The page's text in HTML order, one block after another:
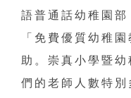
語普通話幼稚園
「免費優質幼稚
助。崇真小學暨
們的老師人數特別